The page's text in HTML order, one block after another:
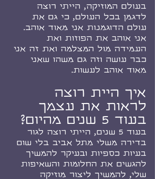
בעולם המוזיקה, הייתי רוצה
לדגמן בכל העולם, כי גם את
עולם הדוגמנות אני מאוד אוהב.
אני אוהב את הפוזות ואת
העמידה מול המצלמה ואת זה אני
כבר עושה וזה גם משהו שאני
מאוד אוהב לעשות.
איך היית רוצה
לראות את עצמך
בעוד 5 שנים מהיום?
בעוד 5 שנים, הייתי רוצה לגור
בדירה משלי מתל אביב בלי שום
בעיות כספיות ובעיקר להמשיך
להגשים את החלומות והשאיפות
שלי, להמשיך ליצור מוזיקה